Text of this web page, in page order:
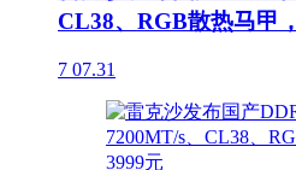
CL38、RGB散热马甲
7 07.31